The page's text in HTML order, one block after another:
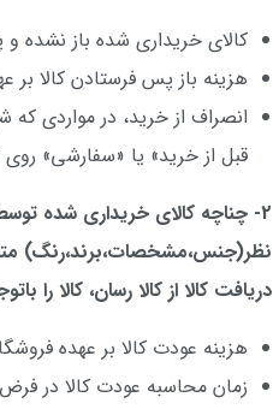
کالای خریداری شده باز نشده
هزینه باز پس فرستادن کالا بر
انصراف از خرید، در مواردی
قبل از خرید» یا «سفارشی»
2- چناچه کالای خریداری شده
دریافت کالا از کالا رسان، کالا را
هزینه عودت کالا بر عهده
زمان محاسبه عودت کالا در